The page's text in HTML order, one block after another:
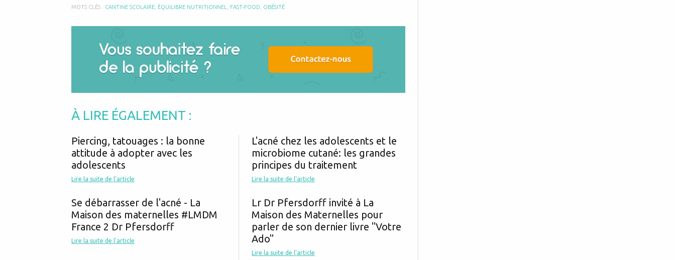
MOTS CLÉS : CANTINE SCOLAIRE ÉQUILIBRE NUTRITIONNEL FAST-FOOD OBÉSITÉ
À LIRE ÉGALEMENT :
Piercing, tatouages : la bonne
attitude à adopter avec les
adolescents
Lire la suite de l'article
Se débarrasser de l'acné - La
Maison des maternelles #LMDM
France 2 Dr Pfersdorff
Lire la suite de l'article
L'acné chez les adolescents et le
microbiome cutané: les grandes
principes du traitement
Lire la suite de l'article
Lr Dr Pfersdorff invité à La
Maison des Maternelles pour
parler de son dernier livre "Votre
Ado"
Lire la suite de l'article